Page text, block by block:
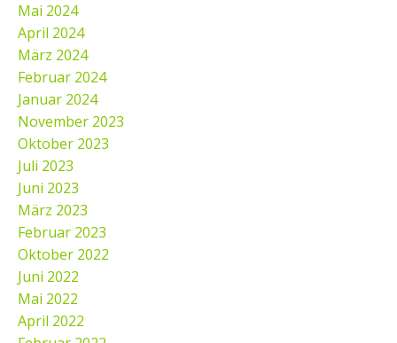
Mai 2024
April 2024
März 2024
Februar 2024
Januar 2024
November 2023
Oktober 2023
Juli 2023
Juni 2023
März 2023
Februar 2023
Oktober 2022
Juni 2022
Mai 2022
April 2022